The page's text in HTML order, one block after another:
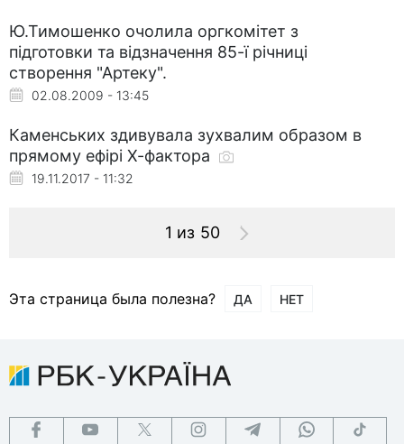
Ю.Тимошенко очолила оргкомітет з
підготовки та відзначення 85-ї річниці
створення "Артеку".
02.08.2009 - 13:45
Каменських здивувала зухвалим образом в
прямому ефірі Х-фактора
19.11.2017 - 11:32
1 из 50
Эта страница была полезна? ДА НЕТ